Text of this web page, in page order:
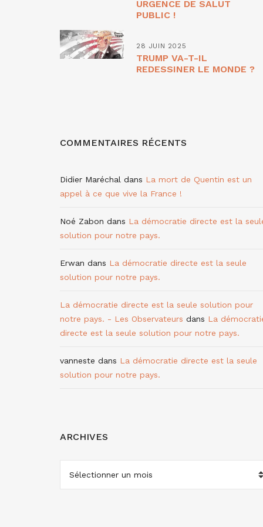
URGENCE DE SALUT
PUBLIC !
28 JUIN 2025
TRUMP VA-T-IL
REDESSINER LE MONDE ?
COMMENTAIRES RÉCENTS
Didier Maréchal dans La mort de Quentin est un
appel à ce que vive la France !
Noé Zabon dans La démocratie directe est la
solution pour notre pays.
Erwan dans La démocratie directe est la seule
solution pour notre pays.
La démocratie directe est la seule solution pour
notre pays. - Les Observateurs dans La
directe est la seule solution pour notre pays.
vanneste dans La démocratie directe est la seule
solution pour notre pays.
ARCHIVES
ARCHIVES